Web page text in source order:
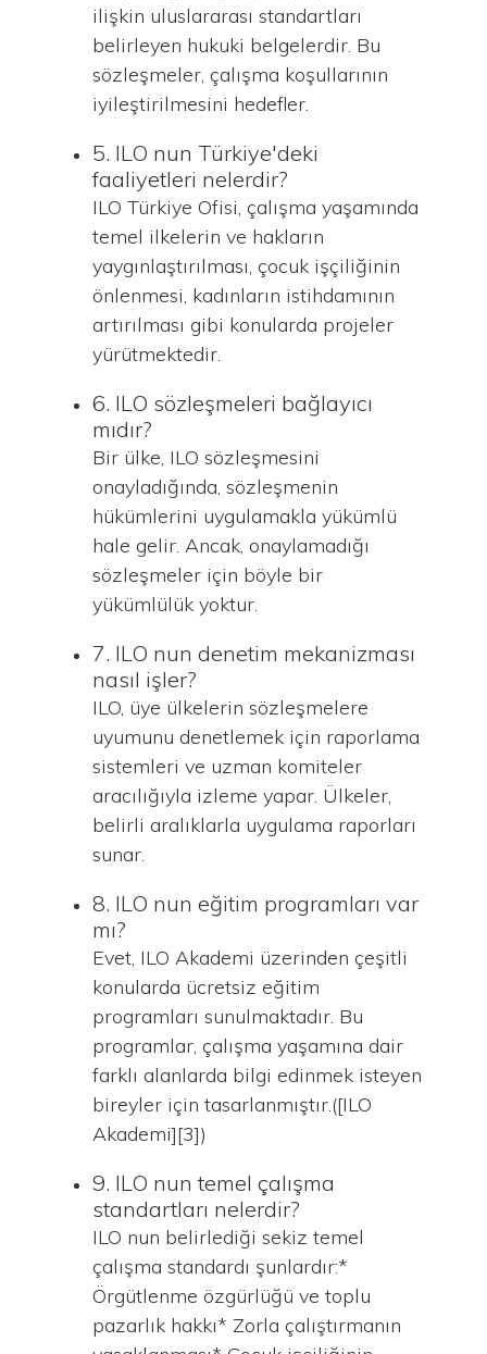
ilişkin uluslararası standartları
belirleyen hukuki belgelerdir. Bu
sözleşmeler, çalışma koşullarının
iyileştirilmesini hedefler.
5. ILO nun Türkiye'deki
faaliyetleri nelerdir?
ILO Türkiye Ofisi, çalışma yaşamında
temel ilkelerin ve hakların
yaygınlaştırılması, çocuk işçiliğinin
önlenmesi, kadınların istihdamının
artırılması gibi konularda projeler
yürütmektedir.
6. ILO sözleşmeleri bağlayıcı
mıdır?
Bir ülke, ILO sözleşmesini
onayladığında, sözleşmenin
hükümlerini uygulamakla yükümlü
hale gelir. Ancak, onaylamadığı
sözleşmeler için böyle bir
yükümlülük yoktur.
7. ILO nun denetim mekanizması
nasıl işler?
ILO, üye ülkelerin sözleşmelere
uyumunu denetlemek için raporlama
sistemleri ve uzman komiteler
aracılığıyla izleme yapar. Ülkeler,
belirli aralıklarla uygulama raporları
sunar.
8. ILO nun eğitim programları var
mı?
Evet, ILO Akademi üzerinden çeşitli
konularda ücretsiz eğitim
programları sunulmaktadır. Bu
programlar, çalışma yaşamına dair
farklı alanlarda bilgi edinmek isteyen
bireyler için tasarlanmıştır.([ILO
Akademi][3])
9. ILO nun temel çalışma
standartları nelerdir?
ILO nun belirlediği sekiz temel
çalışma standardı şunlardır:*
Örgütlenme özgürlüğü ve toplu
pazarlık hakkı* Zorla çalıştırmanın